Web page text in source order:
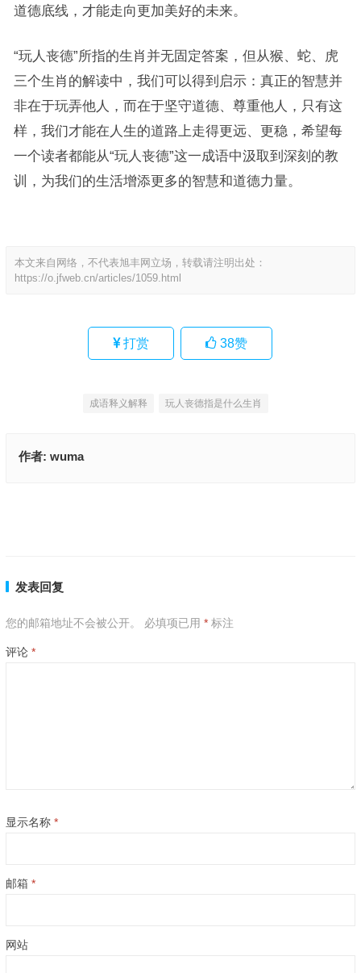
道德底线，才能走向更加美好的未来。
“玩人丧德”所指的生肖并无固定答案，但从猴、蛇、虎
三个生肖的解读中，我们可以得到启示：真正的智慧并
非在于玩弄他人，而在于坚守道德、尊重他人，只有这
样，我们才能在人生的道路上走得更远、更稳，希望每
一个读者都能从“玩人丧德”这一成语中汲取到深刻的教
训，为我们的生活增添更多的智慧和道德力量。
本文来自网络，不代表旭丰网立场，转载请注明出处：
https://o.jfweb.cn/articles/1059.html
打赏 38赞
成语释义解释 玩人丧德指是什么生肖
作者: wuma
发表回复
您的邮箱地址不会被公开。 必填项已用 *标注
评论 *
显示名称 *
邮箱 *
网站